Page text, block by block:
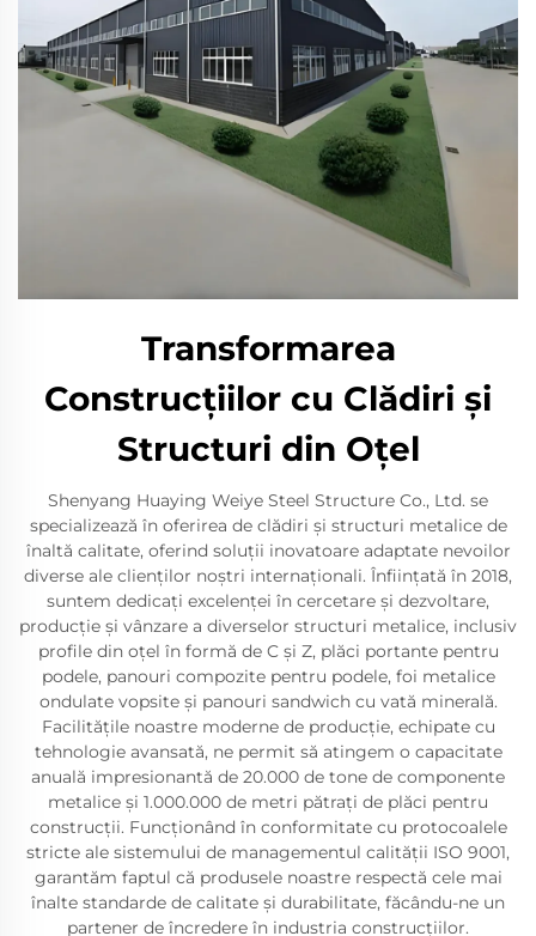
Transformarea
Construcțiilor cu Clădiri și
Structuri din Oțel
Shenyang Huaying Weiye Steel Structure Co., Ltd. se
specializează în oferirea de clădiri și structuri metalice de
înaltă calitate, oferind soluții inovatoare adaptate nevoilor
diverse ale clienților noștri internaționali. Înființată în 2018,
suntem dedicați excelenței în cercetare și dezvoltare,
producție și vânzare a diverselor structuri metalice, inclusiv
profile din oțel în formă de C și Z, plăci portante pentru
podele, panouri compozite pentru podele, foi metalice
ondulate vopsite și panouri sandwich cu vată minerală.
Facilitățile noastre moderne de producție, echipate cu
tehnologie avansată, ne permit să atingem o capacitate
anuală impresionantă de 20.000 de tone de componente
metalice și 1.000.000 de metri pătrați de plăci pentru
construcții. Funcționând în conformitate cu protocoalele
stricte ale sistemului de managementul calității ISO 9001,
garantăm faptul că produsele noastre respectă cele mai
înalte standarde de calitate și durabilitate, făcându-ne un
partener de încredere în industria construcțiilor.